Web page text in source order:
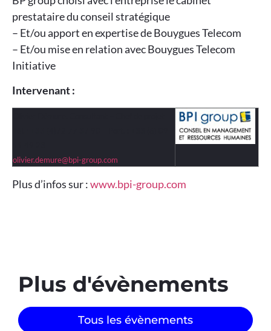
prestataire du conseil stratégique
– Et/ou apport en expertise de Bouygues Telecom
– Et/ou mise en relation avec Bouygues Telecom
Initiative
Intervenant :
olivier.demure@bpi-group.com
Plus d’infos sur :www.bpi-group.com
Plus d'évènements​
Tous les évènements